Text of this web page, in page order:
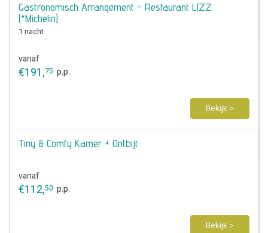
Gastronomisch Arrangement - Restaurant LIZZ
(*Michelin)
1 nacht
vanaf
€191,75 p.p.
Bekijk >
Tiny & Comfy Kamer + Ontbijt
vanaf
€112,50 p.p.
Bekijk >